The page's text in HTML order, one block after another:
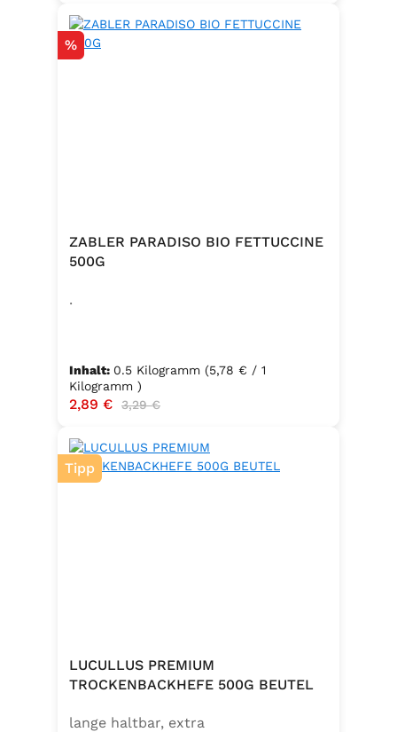
Rabatt
%
ZABLER PARADISO BIO FETTUCCINE
500G
.
Inhalt: 0.5 Kilogramm (5,78 € / 1
Kilogramm )
Verkaufspreis:
2,89 € Regulärer Preis:
3,29 €
Tipp
LUCULLUS PREMIUM
TROCKENBACKHEFE 500G BEUTEL
lange haltbar, extra